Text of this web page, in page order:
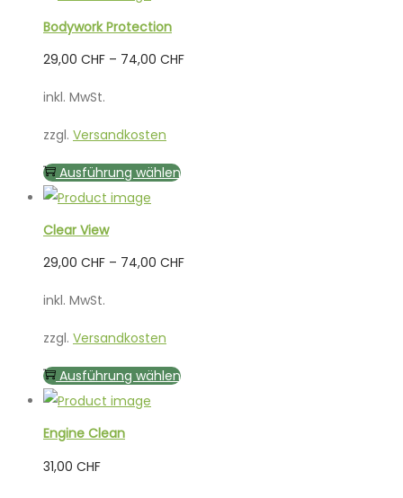
Bodywork Protection
29,00 CHF – 74,00 CHF
inkl. MwSt.
zzgl. Versandkosten
Ausführung wählenDieses
können
Clear View
29,00 CHF – 74,00 CHF
inkl. MwSt.
zzgl. Versandkosten
Ausführung wählenDieses
Engine Clean
31,00 CHF